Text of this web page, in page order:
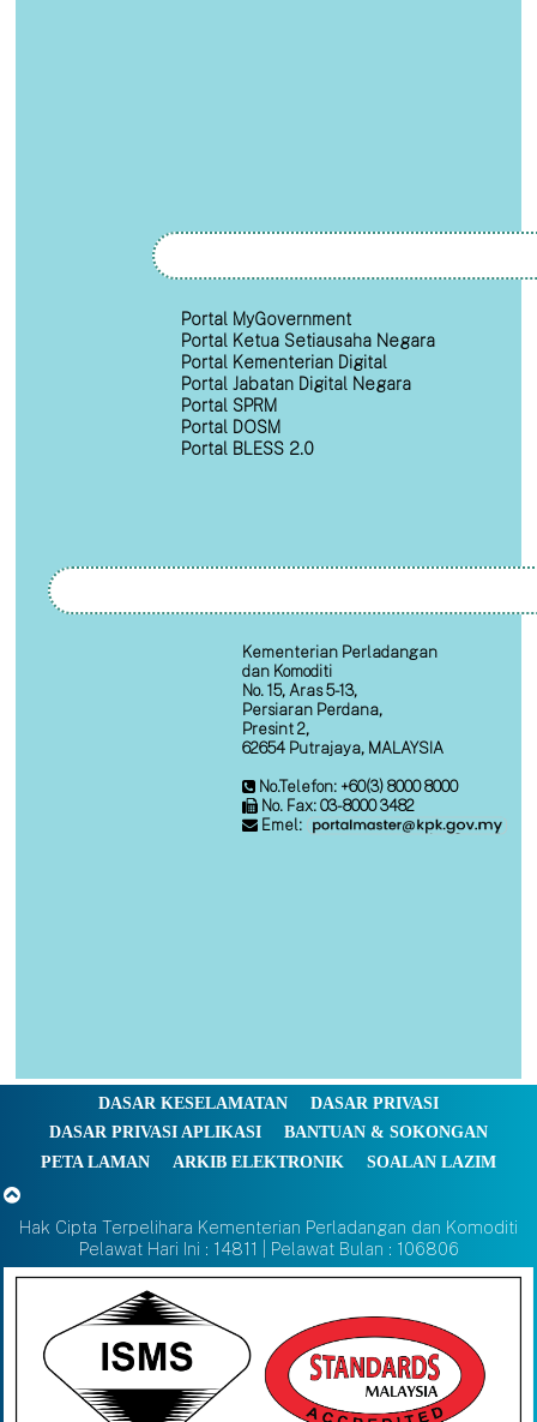
Portal MyGovernment
Portal Ketua Setiausaha Negara
Portal Kementerian Digital
Portal Jabatan Digital Negara
Portal SPRM
Portal DOSM
Portal BLESS 2.0
Kementerian Perladangan
dan Komoditi
No. 15, Aras 5-13,
Persiaran Perdana,
Presint 2,
62654 Putrajaya, MALAYSIA
No.Telefon: +60(3) 8000 8000
No. Fax: 03-8000 3482
Emel:
DASAR KESELAMATAN
DASAR PRIVASI
DASAR PRIVASI APLIKASI
BANTUAN & SOKONGAN
PETA LAMAN
ARKIB ELEKTRONIK SOALAN LAZIM
Hak Cipta Terpelihara Kementerian Perladangan dan Komoditi
Pelawat Hari Ini : 14811 | Pelawat Bulan : 106806